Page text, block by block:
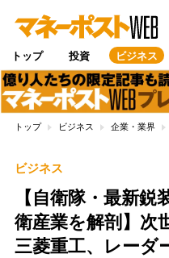
トップ 投資 ビジネス
トップ ビジネス 企業・業界
ビジネス
【自衛隊・最新
衛産業を解剖】次
三菱重工、レーダ